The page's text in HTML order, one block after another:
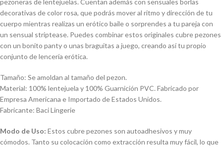
pezoneras de lentejuelas. Cuentan además con sensuales borlas
decorativas de color rosa, que podrás mover al ritmo y dirección de tu
cuerpo mientras realizas un erótico baile o sorprendes a tu pareja con
un sensual striptease. Puedes combinar estos originales cubre pezones
con un bonito panty o unas braguitas a juego, creando así tu propio
conjunto de lencería erótica.
Tamaño: Se amoldan al tamaño del pezon.
Material: 100% lentejuela y 100% Guarnición PVC. Fabricado por
Empresa Americana e Importado de Estados Unidos.
Fabricante: Baci Lingerie
Modo de Uso: Estos cubre pezones son autoadhesivos y muy
cómodos. Tanto su colocación como extracción resulta muy fácil, lo que